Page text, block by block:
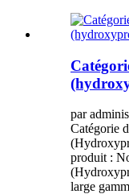
par
Catégorie
produit :
large